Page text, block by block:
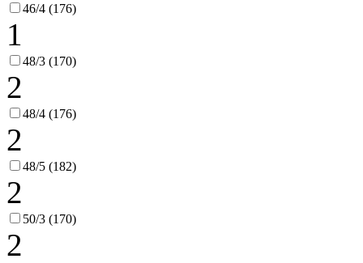
46/4 (176)
1
48/3 (170)
2
48/4 (176)
2
48/5 (182)
2
50/3 (170)
2